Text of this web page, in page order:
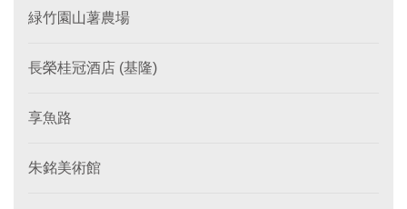
緑竹園山薯農場
長榮桂冠酒店 (基隆)
享魚路
朱銘美術館